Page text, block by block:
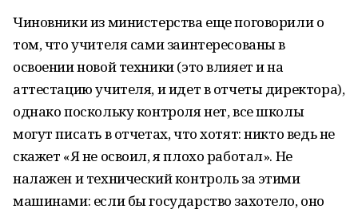
Чиновники из министерства еще поговорили о
том, что учителя сами заинтересованы в
освоении новой техники (это влияет и на
аттестацию учителя, и идет в отчеты директора),
однако поскольку контроля нет, все школы
могут писать в отчетах, что хотят: никто ведь не
скажет «Я не освоил, я плохо работал». Не
налажен и технический контроль за этими
машинами: если бы государство захотело, оно